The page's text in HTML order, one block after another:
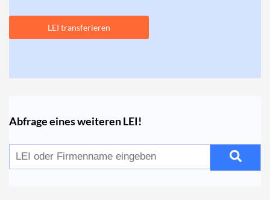
LEI transferieren
Abfrage eines weiteren LEI!